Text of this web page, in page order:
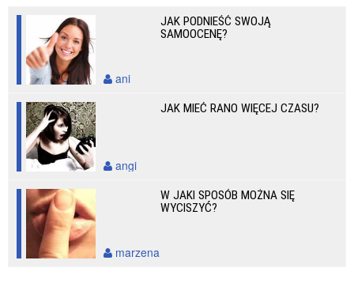
JAK PODNIEŚĆ SWOJĄ
SAMOOCENĘ?
ani
JAK MIEĆ RANO WIĘCEJ CZASU?
angi
W JAKI SPOSÓB MOŻNA SIĘ
WYCISZYĆ?
marzena